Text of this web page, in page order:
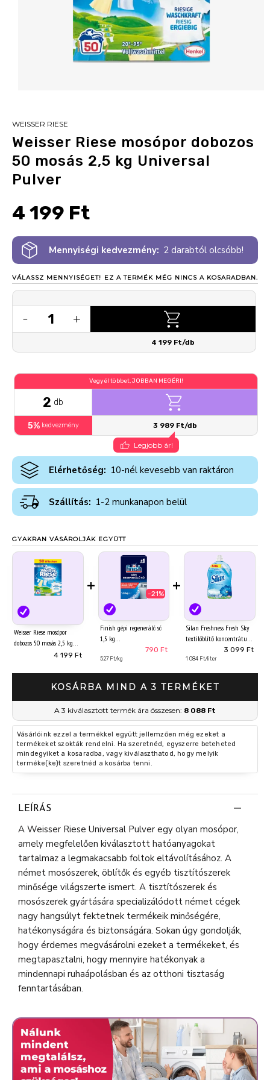
WEISSER RIESE
Weisser Riese mosópor dobozos
50 mosás 2,5 kg Universal
Pulver
4 199 Ft
Mennyiségi kedvezmény: 2 darabtól olcsóbb!
VÁLASSZ MENNYISÉGET! EZ A TERMÉK MÉG NINCS A KOSARADBAN.
- 1 +
4 199 Ft/db
Vegyél többet, JOBBAN MEGÉRI!
2 db
5% kedvezmény 3 989 Ft/db
Legjobb ár!
Elérhetőség: 10-nél kevesebb van raktáron
Szállítás: 1-2 munkanapon belül
GYAKRAN VÁSÁROLJÁK EGYÜTT
Weisser Riese mosópor
dobozos 50 mosás 2,5 kg
Universal Pulver4 199 Ft
+
-21%
Finish gépi regeneráló só
1,5 kg
790 Ft
527 Ft/kg
+
Silan Freshness Fresh Sky
textilöblítő koncentrátum
130 mosás 2860 ml3 099 Ft
1 084 Ft/liter
KOSÁRBA MIND A 3 TERMÉKET
A 3 kiválasztott termék ára összesen: 8 088 Ft
Vásárlóink ezzel a termékkel együtt jellemzően még ezeket a
termékeket szokták rendelni. Ha szeretnéd, egyszerre beteheted
mindegyiket a kosaradba, vagy kiválaszthatod, hogy melyik
terméke(ke)t szeretnéd a kosárba tenni.
LEÍRÁS
A Weisser Riese Universal Pulver egy olyan mosópor,
amely megfelelően kiválasztott hatóanyagokat
tartalmaz a legmakacsabb foltok eltávolításához. A
német mosószerek, öblítők és egyéb tisztítószerek
minősége világszerte ismert. A tisztítószerek és
mosószerek gyártására specializálódott német cégek
nagy hangsúlyt fektetnek termékeik minőségére,
hatékonyságára és biztonságára. Sokan úgy gondolják,
hogy érdemes megvásárolni ezeket a termékeket, és
megtapasztalni, hogy mennyire hatékonyak a
mindennapi ruhaápolásban és az otthoni tisztaság
fenntartásában.